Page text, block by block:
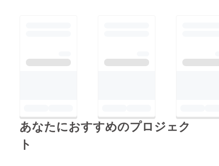
あなたにおすすめのプロジェク
ト